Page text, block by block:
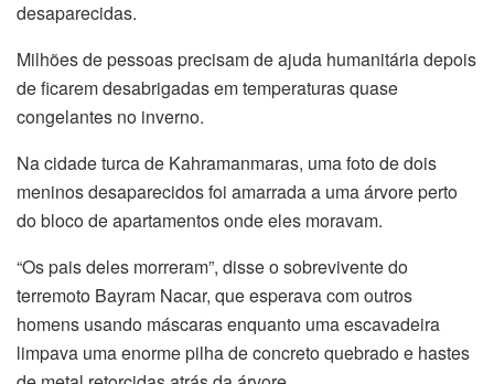
desaparecidas.
Milhões de pessoas precisam de ajuda humanitária depois
de ficarem desabrigadas em temperaturas quase
congelantes no inverno.
Na cidade turca de Kahramanmaras, uma foto de dois
meninos desaparecidos foi amarrada a uma árvore perto
do bloco de apartamentos onde eles moravam.
“Os pais deles morreram”, disse o sobrevivente do
terremoto Bayram Nacar, que esperava com outros
homens usando máscaras enquanto uma escavadeira
limpava uma enorme pilha de concreto quebrado e hastes